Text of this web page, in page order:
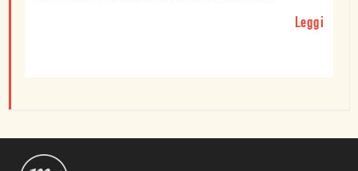
Leggi